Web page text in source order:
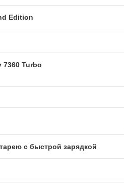
Edition
7360 Turbo
с быстрой зарядкой